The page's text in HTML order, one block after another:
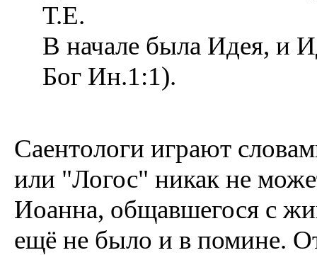
Т.Е.
В начале была Идея, и
Бог Ин.1:1).
Саентологи играют
или "Логос" никак не
Иоанна, общавшегося с
ещё не было и в помине.